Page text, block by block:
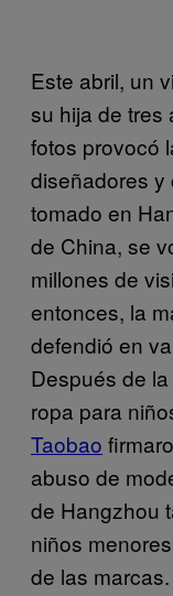
Este abril, un
su hija de tres
fotos provocó
diseñadores y
tomado en
de China, se
millones de
entonces, la
defendió en
Después de
ropa para
Taobao
abuso de
de Hangzhou
niños
de las marcas.